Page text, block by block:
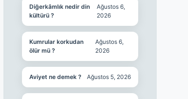
Diğerkâmlık nedir din
kültürü ?
Ağustos 6,
2026
Kumrular korkudan
ölür mü ?
Ağustos 6,
2026
Aviyet ne demek ? Ağustos 5, 2026